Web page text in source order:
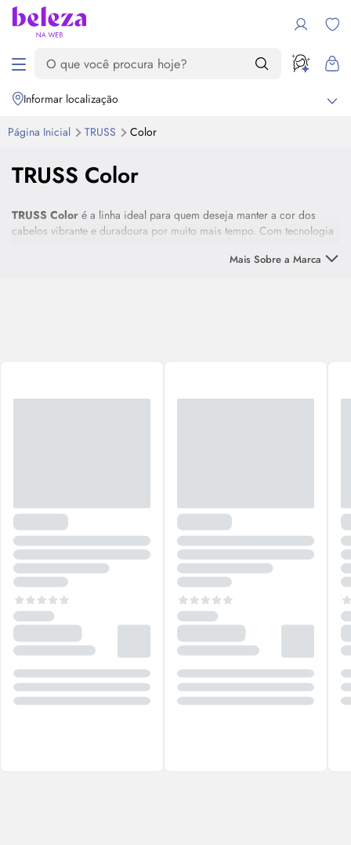
Informar localização
Página Inicial TRUSS Color
TRUSS Color
TRUSS Color é a linha ideal para quem deseja manter a cor dos
cabelos vibrante e duradoura por muito mais tempo. Com tecnologia
intensidade da cor enquanto hidrata e fortalece a fibra capilar.
Mais Sobre a Marca